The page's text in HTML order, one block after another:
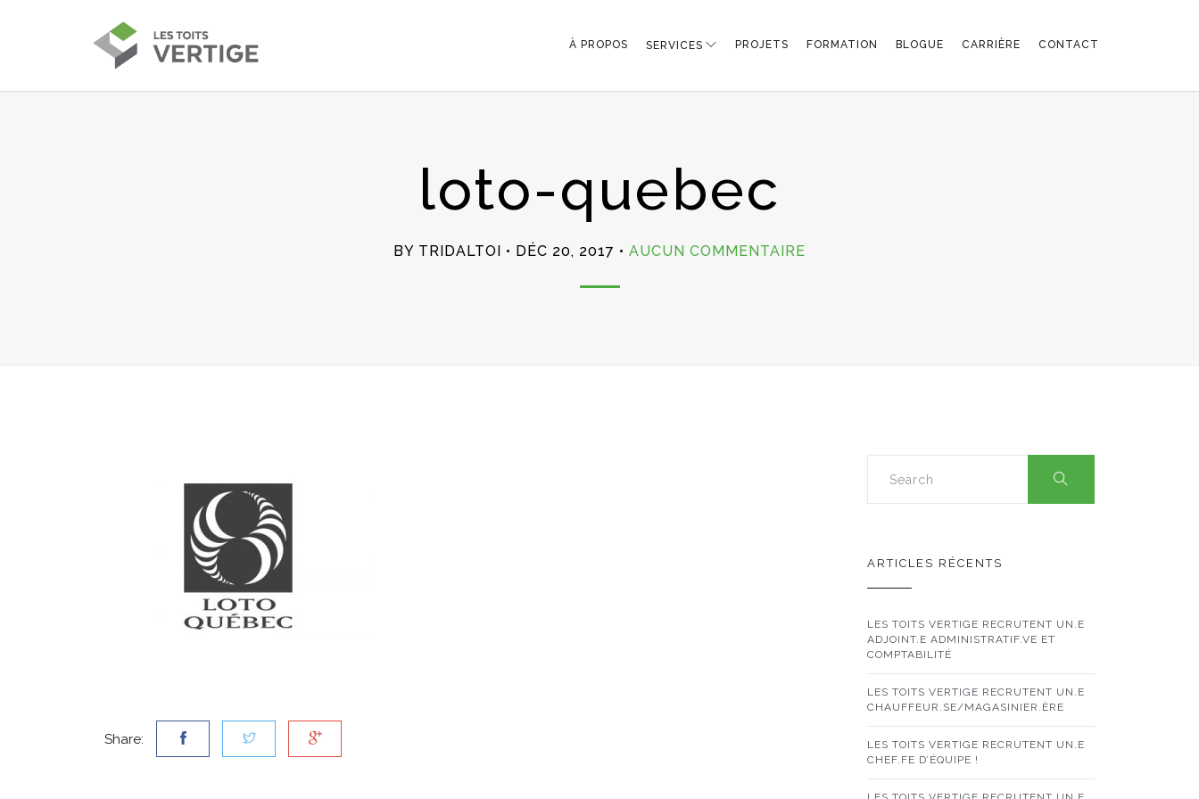
À PROPOS SERVICES PROJETS FORMATION BLOGUE CARRIÈRE CONTACT
loto-quebec
BY TRIDALTOI DÉC 20, 2017 AUCUN COMMENTAIRE
Share:
ARTICLES RÉCENTS
LES TOITS VERTIGE RECRUTENT UN.E
ADJOINT.E ADMINISTRATIF.VE ET
COMPTABILITÉ
LES TOITS VERTIGE RECRUTENT UN.E
CHAUFFEUR.SE/MAGASINIER.ÈRE
LES TOITS VERTIGE RECRUTENT UN.E
CHEF.FE D’ÉQUIPE !